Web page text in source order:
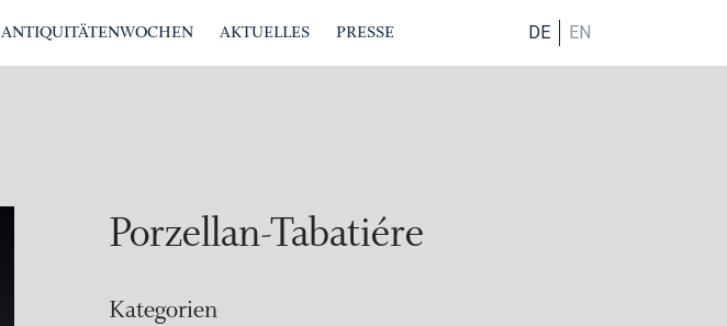
ANTIQUITÄTENWOCHEN AKTUELLES PRESSE DE EN
Porzellan-Tabatiére
Kategorien